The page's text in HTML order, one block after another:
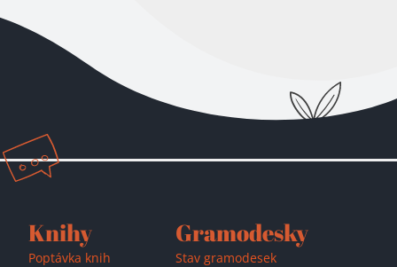
Knihy
Poptávka knih
Gramodesky
Stav gramodesek